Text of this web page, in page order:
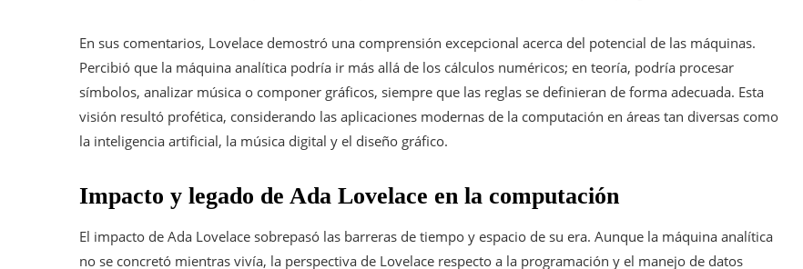
En sus comentarios, Lovelace demostró una comprensión excepcional acerca del potencial de las máquinas.
Percibió que la máquina analítica podría ir más allá de los cálculos numéricos; en teoría, podría procesar
símbolos, analizar música o componer gráficos, siempre que las reglas se definieran de forma adecuada. Esta
visión resultó profética, considerando las aplicaciones modernas de la computación en áreas tan diversas como
la inteligencia artificial, la música digital y el diseño gráfico.
Impacto y legado de Ada Lovelace en la computación
El impacto de Ada Lovelace sobrepasó las barreras de tiempo y espacio de su era. Aunque la máquina analítica
no se concretó mientras vivía, la perspectiva de Lovelace respecto a la programación y el manejo de datos